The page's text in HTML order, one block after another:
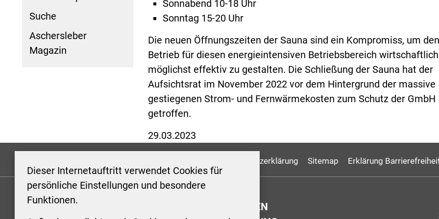
Dieser Internetauftritt verwendet Cookies für
persönliche Einstellungen und besondere
Funktionen.
Suche
Aschersleber
Magazin
Sonnabend 10-18 Uhr
Sonntag 15-20 Uhr
Die neuen Öffnungszeiten der Sauna sind ein Kompromiss, um den
Betrieb für diesen energieintensiven Betriebsbereich wirtschaftlich
möglichst effektiv zu gestalten. Die Schließung der Sauna hat der
Aufsichtsrat im November 2022 vor dem Hintergrund der massive
gestiegenen Strom- und Fernwärmekosten zum Schutz der GmbH
getroffen.
29.03.2023
Datenschutzerklärung Sitemap Erklärung
KONTAKT
ÖFFNUNGSZEITEN